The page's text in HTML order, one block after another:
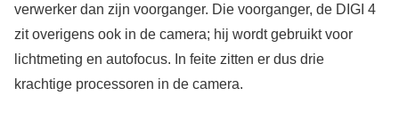
verwerker dan zijn voorganger. Die voorganger, de DIGI 4
zit overigens ook in de camera; hij wordt gebruikt voor
lichtmeting en autofocus. In feite zitten er dus drie
krachtige processoren in de camera.